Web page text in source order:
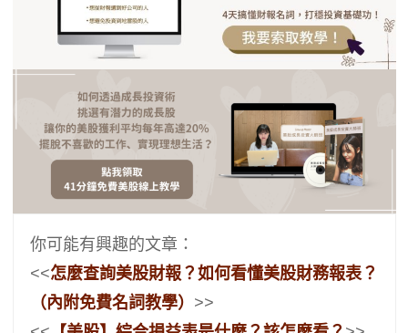
你可能有興趣的文章：
<<怎麼查詢美股財報？如何看懂美股財務報表？
（內附免費名詞教學） >>